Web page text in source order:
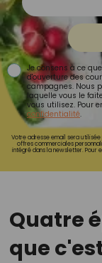
Je consens à ce
d'ouverture des
campagnes. Nous
laquelle vous le
vous utilisez. Pour
confidentialité.
Votre adresse email sera
offres commerciales
intégré dans la newsletter. Pour
Quatre
que